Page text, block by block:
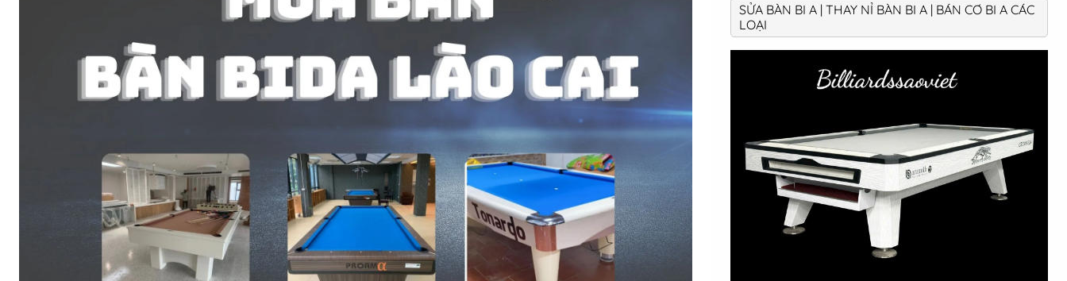
Phụ kiện BiDa
Găng tay Bida
Băng Cao Su
Bóng Bi A
SỬA BÀN BI A | THAY NỈ BÀN BI A | BÁN CƠ BI A CÁC
LOẠI